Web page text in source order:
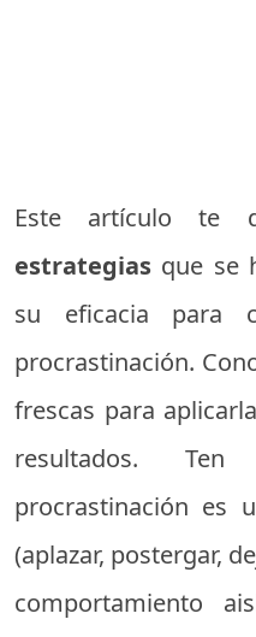
Este artículo te
estrategias que se
su eficacia para
procrastinación.
frescas para
resultados.
procrastinación es
(aplazar, postergar,
comportamiento